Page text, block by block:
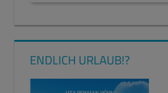
PRÜFUNGSANGST
ENDLICH URLAUB!?